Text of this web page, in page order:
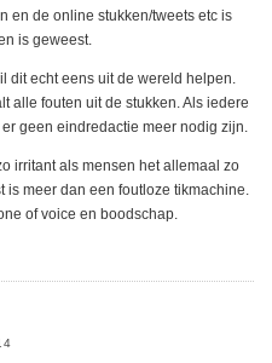
en de online stukken/tweets etc is
is geweest.
dit echt eens uit de wereld helpen.
alle fouten uit de stukken. Als iedere
geen eindredactie meer nodig zijn.
irritant als mensen het allemaal zo
meer dan een foutloze tikmachine.
of voice en boodschap.